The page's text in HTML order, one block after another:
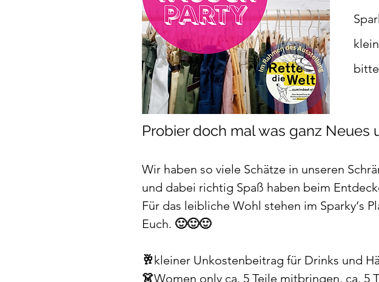
Probier doch mal was ganz Neues
Wir haben so viele Schätze in unseren
und dabei richtig Spaß haben beim
Für das leibliche Wohl stehen im Sparky‘s
Euch. 🙂🙂🙂
🥂kleiner Unkostenbeitrag für Drinks und
👗Women only ca. 5 Teile mitbringen, ca. 5